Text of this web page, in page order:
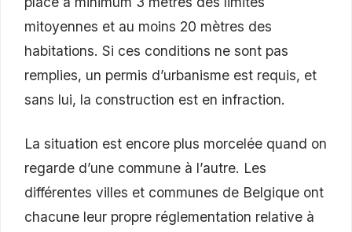
mitoyennes et au moins 20 mètres des
habitations. Si ces conditions ne sont pas
remplies, un permis d’urbanisme est requis, et
sans lui, la construction est en infraction.
La situation est encore plus morcelée quand on
regarde d’une commune à l’autre. Les
différentes villes et communes de Belgique ont
chacune leur propre réglementation relative à